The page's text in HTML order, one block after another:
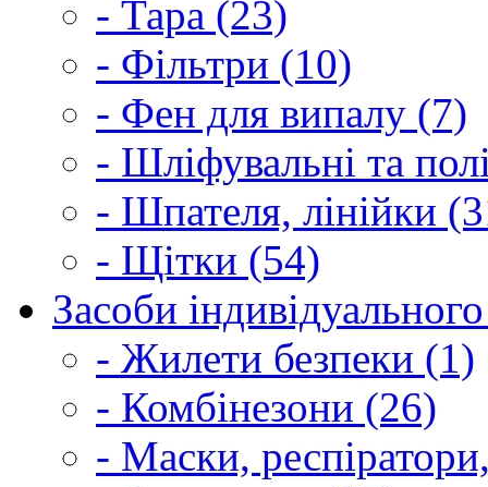
- Тара (23)
- Фільтри (10)
- Фен для випалу (7)
- Шліфувальні та
- Шпателя, лінійки
- Щітки (54)
Засоби
- Жилети безпеки (1)
- Комбінезони (26)
- Маски,